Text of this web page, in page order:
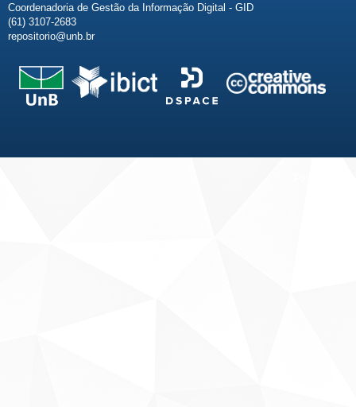
Coordenadoria de Gestão da Informação Digital - GID
(61) 3107-2683
repositorio@unb.br